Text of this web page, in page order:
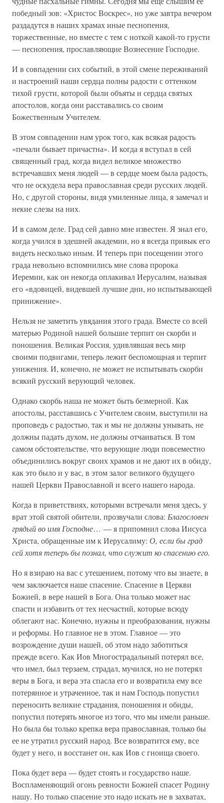
победный зов: «Христос Воскрес», но уже завтра вечером
раздадутся в наших храмах иные песнопения,
торжественные, но вместе с тем с ноткой какой-то грусти
— песнопения, прославляющие Вознесение Господне.
И в совпадении сих событий, в этой смене переживаний
и настроений наши сердца полны радости с оттенком
тихой грусти, которой были объяты и сердца святых
апостолов, когда они расставались со своим
Божественным Учителем.
В этом совпадении нам урок того, как всякая радость
«печали бывает причастна». И когда я вступал в сей
священный град, когда видел великое множество
встречавших меня людей — в сердце моем была радость,
что не оскудела вера православная среди русских людей.
Но, с другой стороны, видя умиленные лица, я замечал и
некие слезы на них.
И в самом деле. Град сей давно мне известен. Я знал его,
когда учился в здешней академии, но я всегда привык его
видеть несколько иным. И теперь при посещении этого
града невольно вспомнились мне слова пророка
Иеремии, как он некогда оплакивал Иерусалим, называя
его «вдовицей, видевшей лучшие дни, но испытывающей
принижение».
Нельзя не заметить увядания этого града. Вместе со всей
матерью Родиной нашей большие терпит он скорби и
поношения. Великая Россия, удивлявшая весь мир
своими подвигами, теперь лежит беспомощная и терпит
унижения. И, конечно, не может не испытывать скорби
всякий русский верующий человек.
Однако скорбь наша не может быть безмерной. Как
апостолы, расставшись с Учителем своим, выступили на
проповедь с радостью, так и мы не должны унывать, не
должны падать духом, не должны отчаиваться. В том
самом обстоятельстве, что верующие люди повсеместно
объединились вокруг своих храмов и не дают их в обиду,
как это было и у вас, в этом залог великого будущего
нашей Церкви Православной и всего нашего народа.
Когда в приветствиях, которыми встречали меня здесь, у
врат этой святой обители, прозвучали слова: Благословен
грядый во имя Господне… — я припомнил слова Иисуса
Христа, обращенные им к Иерусалиму: О, если бы град
сей хотя теперь бы познал, что служит ко спасению его.
Но я взираю на вас с утешением, потому что вы знаете, в
чем заключается наше спасение. Спасение в Церкви
Божией, в вере нашей в Бога. Она только может нас
спасти и избавить от тех несчастий, которые всюду
облегают нас. Конечно, нужны и преобразования, нужны
и реформы. Но главное не в этом. Главное — это
возрождение души нашей, об этом надо заботиться
прежде всего. Как Иов Многострадальный потерял все,
что имел, был терзаем, страдал, мучился, но не потерял
веры в Бога, и вера эта спасла его и возвратила ему все
потерянное и утраченное, так и нам Господь попустил
переносить великие страдания, поношения и обиды,
попустил потерять многое из того, что мы имели раньше.
Но была бы только крепка вера православная, только бы
ее не утратил русский народ. Все возвратится ему, все
будет у него, и восстанет он, как Иов с гноища своего.
Пока будет вера — будет стоять и государство наше.
Воспламеняющий огонь ревности Божией спасет Родину
нашу. Но только спасение это надо искать не в захватах,